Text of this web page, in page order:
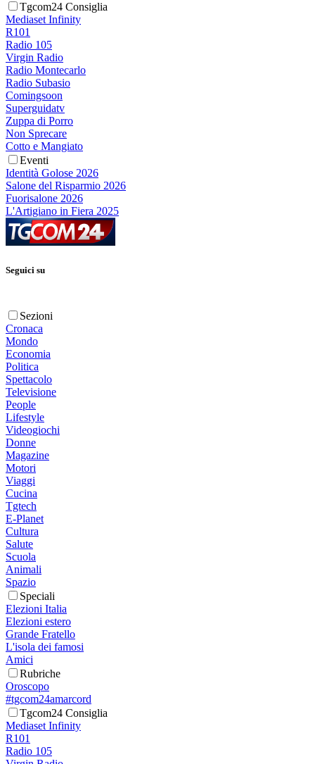
Tgcom24 Consiglia
Mediaset Infinity
R101
Radio 105
Virgin Radio
Radio Montecarlo
Radio Subasio
Comingsoon
Superguidatv
Zuppa di Porro
Non Sprecare
Cotto e Mangiato
Eventi
Identità Golose 2026
Salone del Risparmio 2026
Fuorisalone 2026
L'Artigiano in Fiera 2025
Seguici su
Sezioni
Cronaca
Mondo
Economia
Politica
Spettacolo
Televisione
People
Lifestyle
Videogiochi
Donne
Magazine
Motori
Viaggi
Cucina
Tgtech
E-Planet
Cultura
Salute
Scuola
Animali
Spazio
Speciali
Elezioni Italia
Elezioni estero
Grande Fratello
L'isola dei famosi
Amici
Rubriche
Oroscopo
#tgcom24amarcord
Tgcom24 Consiglia
Mediaset Infinity
R101
Radio 105